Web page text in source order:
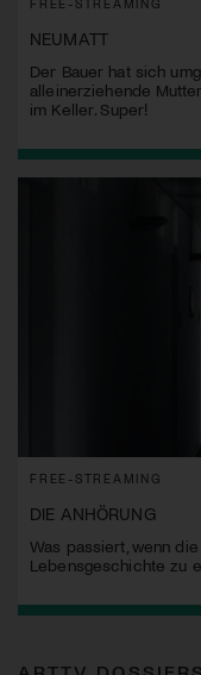
NEUMATT
Der Bauer hat sich
alleinerziehende
im Keller. Super!
FREE-STREAMING
DIE ANHÖRUNG
Was passiert, wenn
Lebensgeschichte zu